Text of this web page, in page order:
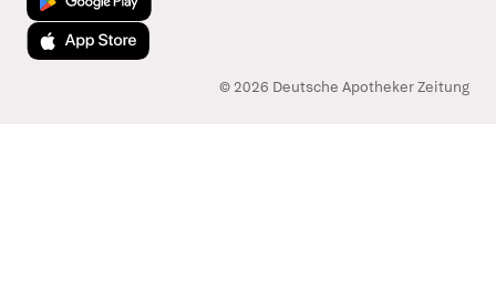
Laden im App Store
© 2026 Deutsche Apotheker Zeitung